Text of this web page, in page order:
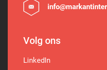
Volg ons
LinkedIn